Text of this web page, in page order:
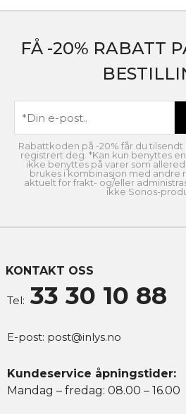
FÅ -20% RABATT
Rabattkoden på -20% får du
registrert deg. *Kan kun benyttes
ikke benyttes på varer som
brukes i kombinasjon med andre
aktuelt for frakt- og/eller
ikke Sonos-
KONTAKT OSS
Tel: 33 30 10 88
E-post: post@inlys.no
Kundeservice åpningstider:
Mandag – fredag: 08.00 – 16.00